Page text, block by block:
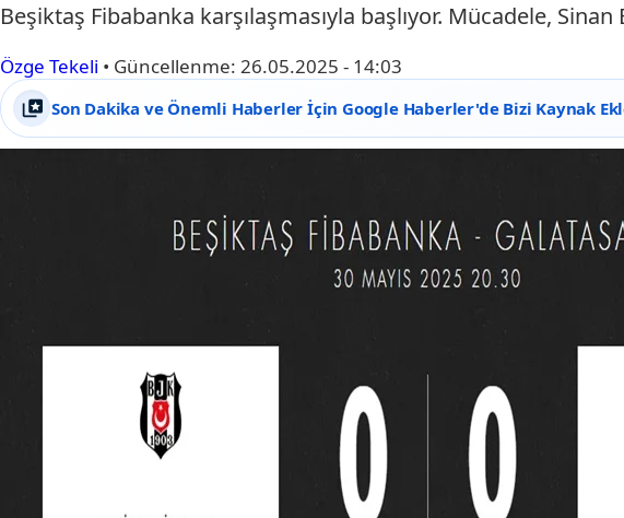
Beşiktaş Fibabanka karşılaşmasıyla başlıyor. Mücadele,
Özge Tekeli • Güncellenme: 26.05.2025 - 14:03
Son Dakika ve Önemli Haberler İçin Google Haberler'de Bizi Kaynak